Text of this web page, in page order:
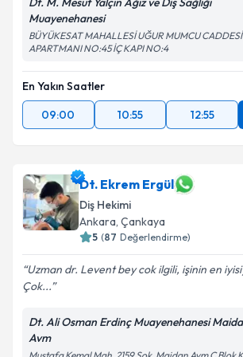
Muayenehanesi
BÜYÜKESAT MAHALLESİ UĞUR MUMCU
APARTMANI NO:45 İÇ KAPI NO:4
En Yakın Saatler
09:00
10:55 12:55
Dt. Ekrem Ergül
Diş Hekimi
Ankara, Çankaya
5 (87 Değerlendirme)
Uzman dr. Levent bey cok ilgili, işinin en
Çok...
Dt. Ali Osman Erdinç Muayenehanesi
Avm